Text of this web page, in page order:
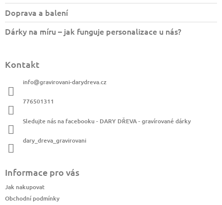
Doprava a balení
Dárky na míru – jak funguje personalizace u nás?
Kontakt
info@gravirovani-darydreva.cz
776501311
Sledujte nás na facebooku - DARY DŘEVA - gravírované dárky
dary_dreva_gravirovani
Informace pro vás
Jak nakupovat
Obchodní podmínky